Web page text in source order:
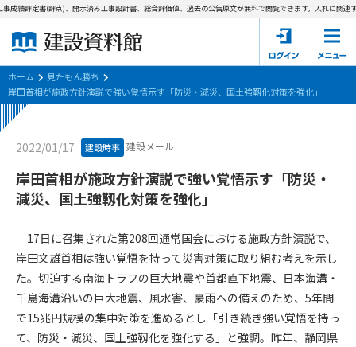
建設資料館とは
東京都の入札資料
国土交通省の入札資料
見たもん勝ち
会員登録について
サポーター会員一覧
会社概要 お問い合わせ
個人情報保護方針
会員規約
績評定書(評点)、開示済み工事設計書、総合評価値、過去の公告原文が無料で閲覧できます。入札に関連す
ホーム
見たもん勝ち
岸田首相が施政方針演説で強い覚悟示す「防災・減災、国土強靱化対策を強化」
2022/01/17 建設時事 建設メール
岸田首相が施政方針演説で強い覚悟示す「防災・
減災、国土強靱化対策を強化」
17日に召集された第208回通常国会における施政方針演説で、
岸田文雄首相は強い覚悟を持って災害対策に取り組む考えを示し
た。切迫する南海トラフの巨大地震や首都直下地震、日本海溝・
千島海溝沿いの巨大地震、風水害、豪雨への備えのため、5年間
で15兆円規模の集中対策を進めるとし「引き続き強い覚悟を持っ
て、防災・減災、国土強靱化を強化する」と強調。昨年、静岡県
第1条（規約の目的）
1. 本規約は、建設資料館が提供するサポーター会あ本員、無料
会員サービスの利用条件等について定めるものです。
2. 管理者が建設資料館WEB上で随時掲載するルールは本規約の
一部を構成するものとします。
第2条（規約の変更）
本規約は、会員の了承を得ることなく、随時変更されることが
あります。変更内容は、建設資料館WEB上に表示した時点で直